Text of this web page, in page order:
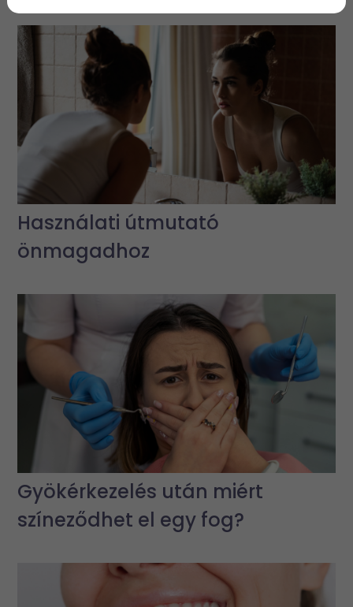
Használati útmutató
önmagadhoz
Gyökérkezelés után miért
színeződhet el egy fog?